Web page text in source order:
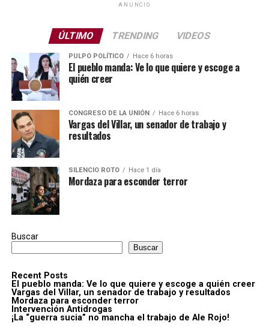
ANUNCIO
ÚLTIMO TRENDING VIDEOS
PULPO POLÍTICO Hace 6 horas
El pueblo manda: Ve lo que quiere y escoge a
quién creer
CONGRESO DE LA UNIÓN Hace 6 horas
Vargas del Villar, un senador de trabajo y
resultados
SILENCIO ROTO Hace 1 día
Mordaza para esconder terror
Buscar
Buscar
Recent Posts
El pueblo manda: Ve lo que quiere y escoge a quién creer
Vargas del Villar, un senador de trabajo y resultados
Mordaza para esconder terror
Intervención Antidrogas
¡La “guerra sucia” no mancha el trabajo de Ale Rojo!